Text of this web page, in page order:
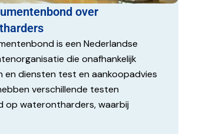
over
is een Nederlandse
die onafhankelijk
en diensten test en aankoopadvies
verschillende testen
op waterontharders, waarbij